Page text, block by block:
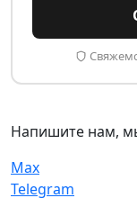
Напишите нам,
Max
Telegram